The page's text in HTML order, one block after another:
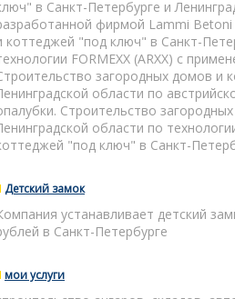
в Санкт-Петербурге и
фирмой Lammi
коттеджей "под ключ" в Санкт-
FORMEXX (ARXX) с
загородных домов и
области по
Строительство
области по
"под ключ" в Санкт-
Детский замок
устанавливает детский
в Санкт-Петербурге
мои услуги